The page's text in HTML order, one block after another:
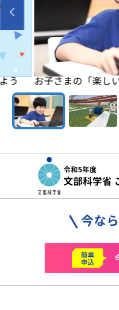
う お子さまの「楽し
令和5年度
文部科学省
今なら
簡単
申込